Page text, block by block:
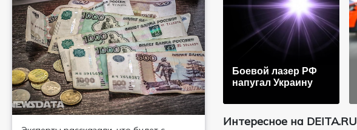
Боевой лазер РФ
напугал Украину
Интересное на DEITA.RU